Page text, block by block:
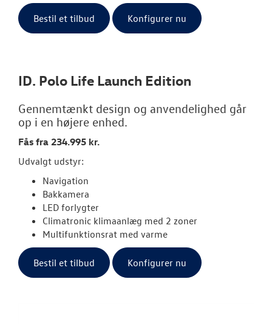
Bestil et tilbud Konfigurer nu
ID. Polo Life Launch Edition
Gennemtænkt design og anvendelighed går
op i en højere enhed.
Fås fra 234.995 kr.
Udvalgt udstyr:
Navigation
Bakkamera
LED forlygter
Climatronic klimaanlæg med 2 zoner
Multifunktionsrat med varme
Bestil et tilbud Konfigurer nu